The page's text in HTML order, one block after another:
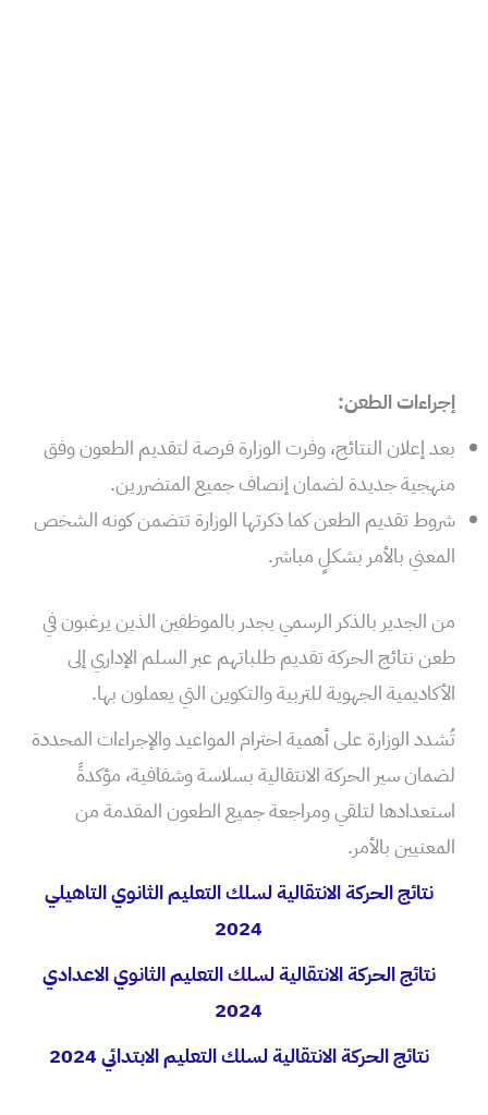
إجراءات الطعن:
بعد إعلان النتائج، وفرت الوزارة فرصة لتقديم الطعون وفق
منهجية جديدة لضمان إنصاف جميع المتضررين.
شروط تقديم الطعن كما ذكرتها الوزارة تتضمن كونه الشخص
المعني بالأمر بشكلٍ مباشر.
من الجدير بالذكر الرسمي يجدر بالموظفين الذين يرغبون في
طعن نتائج الحركة تقديم طلباتهم عبر السلم الإداري إلى
الأكاديمية الجهوية للتربية والتكوين التي يعملون بها.
تُشدد الوزارة على أهمية احترام المواعيد والإجراءات المحددة
لضمان سير الحركة الانتقالية بسلاسة وشفافية، مؤكدةً
استعدادها لتلقي ومراجعة جميع الطعون المقدمة من
المعنيين بالأمر.
نتائج الحركة الانتقالية لسلك التعليم الثانوي التاهيلي
2024
نتائج الحركة الانتقالية لسلك التعليم الثانوي الاعدادي
2024
نتائج الحركة الانتقالية لسلك التعليم الابتدائي 2024